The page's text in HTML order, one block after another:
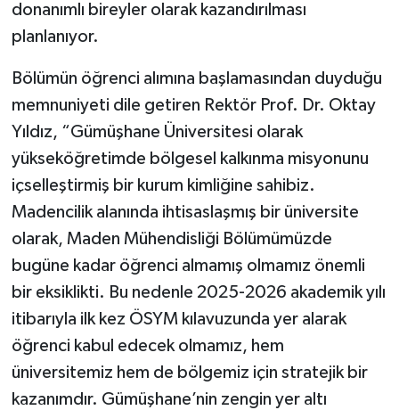
donanımlı bireyler olarak kazandırılması
planlanıyor.
Bölümün öğrenci alımına başlamasından duyduğu
memnuniyeti dile getiren Rektör Prof. Dr. Oktay
Yıldız, “Gümüşhane Üniversitesi olarak
yükseköğretimde bölgesel kalkınma misyonunu
içselleştirmiş bir kurum kimliğine sahibiz.
Madencilik alanında ihtisaslaşmış bir üniversite
olarak, Maden Mühendisliği Bölümümüzde
bugüne kadar öğrenci almamış olmamız önemli
bir eksiklikti. Bu nedenle 2025-2026 akademik yılı
itibarıyla ilk kez ÖSYM kılavuzunda yer alarak
öğrenci kabul edecek olmamız, hem
üniversitemiz hem de bölgemiz için stratejik bir
kazanımdır. Gümüşhane’nin zengin yer altı